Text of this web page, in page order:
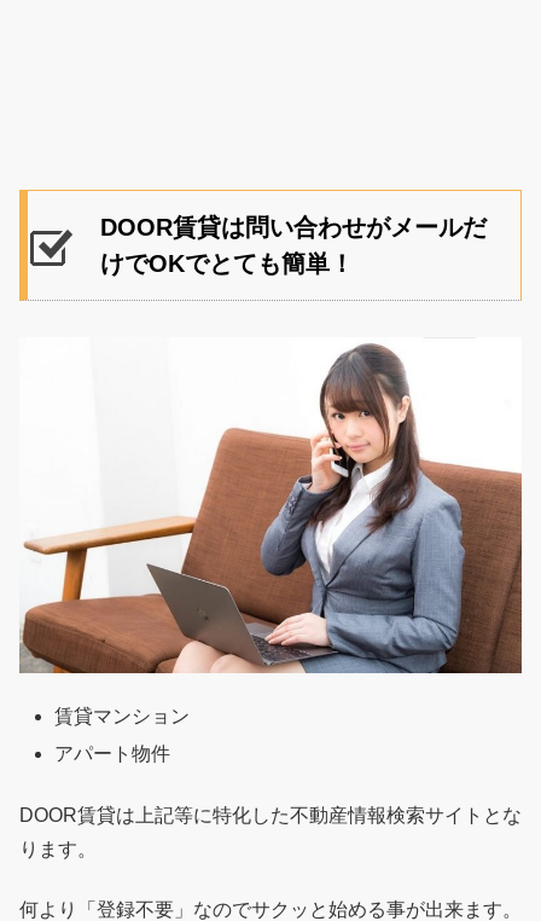
DOOR賃貸は問い合わせがメールだ
けでOKでとても簡単！
賃貸マンション
アパート物件
DOOR賃貸は上記等に特化した不動産情報検索サイトとな
ります。
何より「登録不要」なのでサクッと始める事が出来ます。